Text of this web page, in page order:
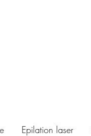
Epilation laser